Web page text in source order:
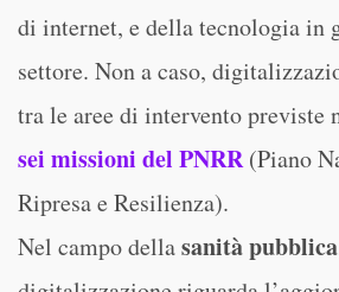
di internet, e della tecnologia in
settore. Non a caso,
tra le aree di intervento previste
sei missioni del PNRR(Piano
Ripresa e Resilienza).
Nel campo dellasanità pubblica